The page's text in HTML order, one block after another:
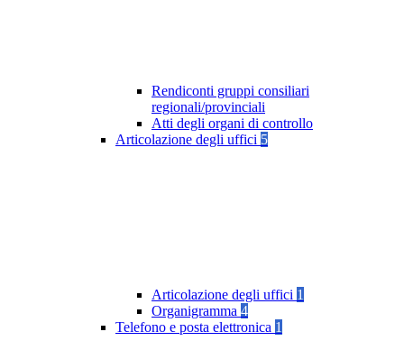
Rendiconti gruppi consiliari
regionali/provinciali
Atti degli organi di controllo
Articolazione degli uffici 5
Articolazione degli uffici 1
Organigramma 4
Telefono e posta elettronica 1